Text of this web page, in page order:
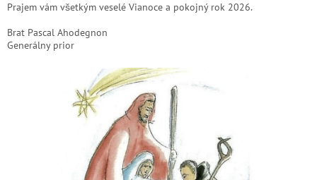
Prajem vám všetkým veselé Vianoce a pokojný rok 2026.
Brat Pascal Ahodegnon
Generálny prior